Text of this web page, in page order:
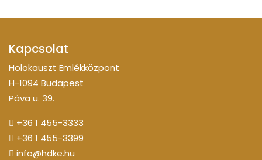
Kapcsolat
Holokauszt Emlékközpont
H-1094 Budapest
Páva u. 39.
+36 1 455-3333
+36 1 455-3399
info@hdke.hu